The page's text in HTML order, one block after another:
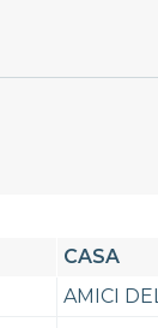
CASA
AMICI